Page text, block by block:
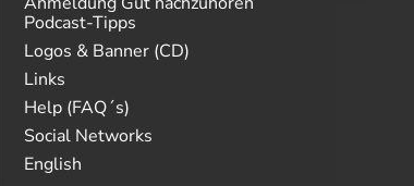
Podcast-Tipps
Logos & Banner (CD)
Links
Help (FAQ´s)
Social Networks
English